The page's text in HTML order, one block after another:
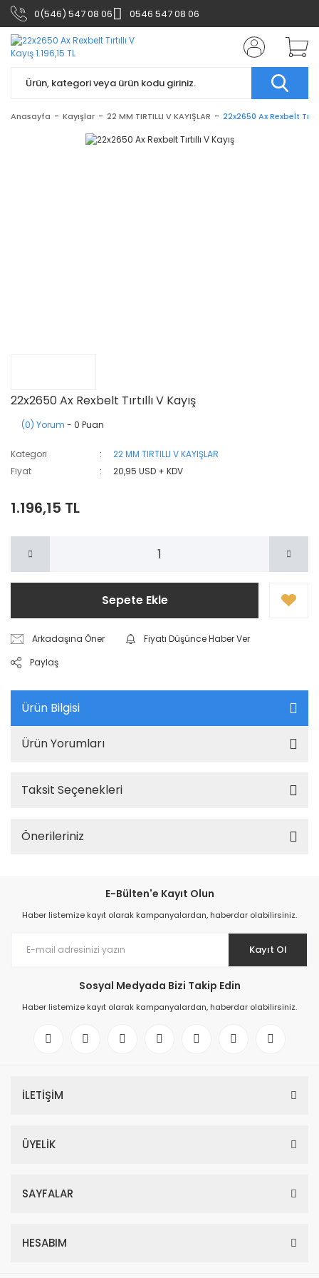
0(546) 547 08 06 0546 547 08 06
Anasayfa Kayışlar 22 MM TIRTILLI V KAYIŞLAR 22x2650 Ax Rexbelt
22x2650 Ax Rexbelt Tırtıllı V Kayış
(0) Yorum - 0 Puan
Kategori
22 MM TIRTILLI V KAYIŞLAR
Fiyat
20,95 USD + KDV
1.196,15 TL
Sepete Ekle
Arkadaşına Öner
Fiyatı Düşünce Haber Ver
Paylaş
Ürün Bilgisi
Ürün Yorumları
Taksit Seçenekleri
Önerileriniz
E-Bülten'e Kayıt Olun
Haber listemize kayıt olarak kampanyalardan, haberdar olabilirsiniz.
Kayıt Ol
Sosyal Medyada Bizi Takip Edin
Haber listemize kayıt olarak kampanyalardan, haberdar olabilirsiniz.
İLETİŞİM
ÜYELİK
SAYFALAR
HESABIM